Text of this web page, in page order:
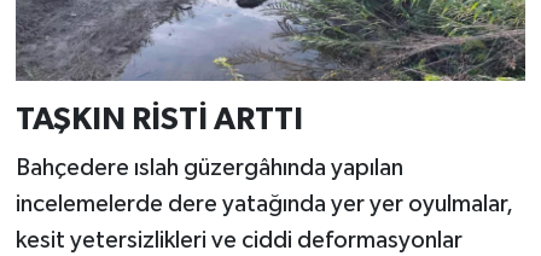
TAŞKIN RİSTİ ARTTI
Bahçedere ıslah güzergâhında yapılan
incelemelerde dere yatağında yer yer oyulmalar,
kesit yetersizlikleri ve ciddi deformasyonlar